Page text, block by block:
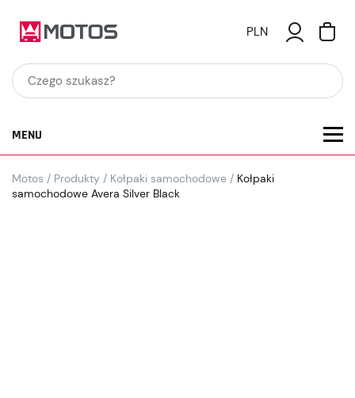
PLN
MENU
Motos / Produkty / Kołpaki samochodowe / Kołpaki
samochodowe Avera Silver Black